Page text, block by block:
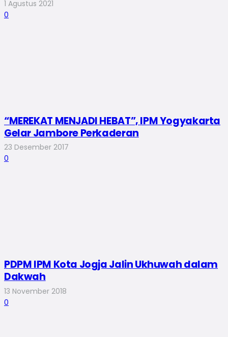
1 Agustus 2021
0
“MEREKAT MENJADI HEBAT”, IPM Yogyakarta
Gelar Jambore Perkaderan
23 Desember 2017
0
PDPM IPM Kota Jogja Jalin Ukhuwah dalam
Dakwah
13 November 2018
0